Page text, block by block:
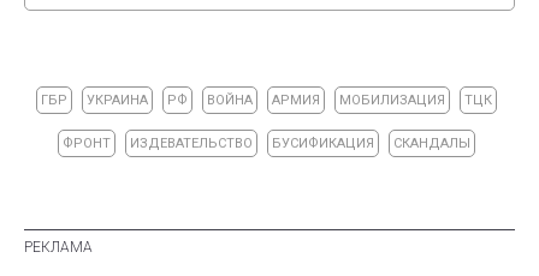
ГБР УКРАИНА РФ ВОЙНА АРМИЯ МОБИЛИЗАЦИЯ ТЦК
ФРОНТ ИЗДЕВАТЕЛЬСТВО БУСИФИКАЦИЯ СКАНДАЛЫ